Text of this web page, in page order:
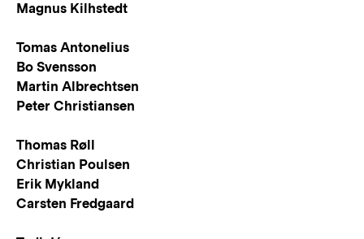
Magnus Kilhstedt
Tomas Antonelius
Bo Svensson
Martin Albrechtsen
Peter Christiansen
Thomas Røll
Christian Poulsen
Erik Mykland
Carsten Fredgaard